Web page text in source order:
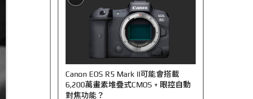
Canon EOS R5 Mark II可能會搭載
6,200萬畫素堆疊式CMOS + 眼控自動
對焦功能？